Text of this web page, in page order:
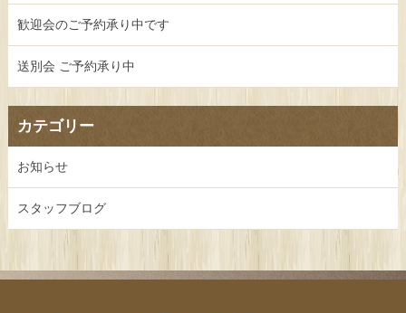
歓迎会のご予約承り中です
送別会 ご予約承り中
カテゴリー
お知らせ
スタッフブログ